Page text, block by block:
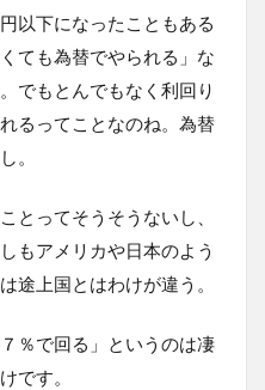
以下になったこともある
ても為替でやられる」な
でもとんでもなく利回り
るってことなのね。為替
。
とってそうそうないし、
もアメリカや日本のよう
途上国とはわけが違う。
％で回る」というのは凄
です。